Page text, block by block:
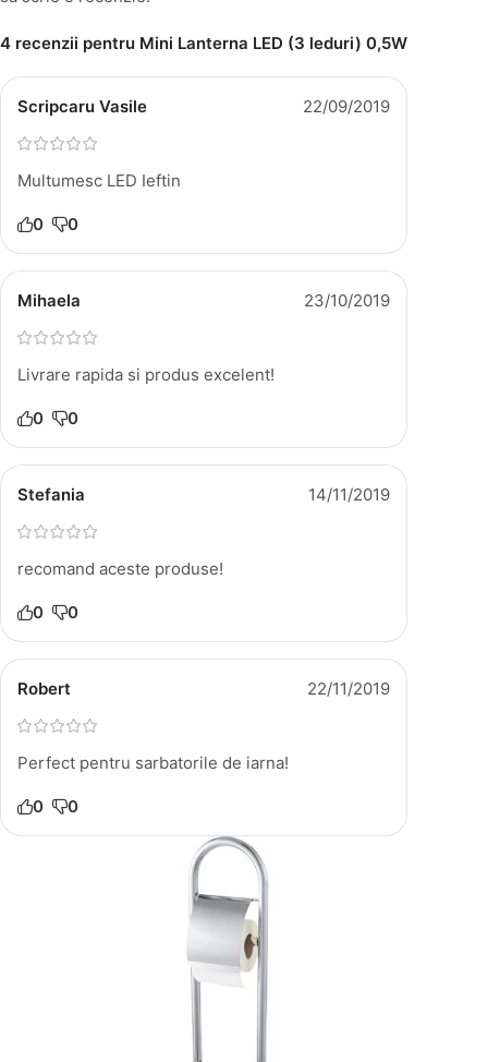
4 recenzii pentru Mini Lanterna LED (3 leduri) 0,5W
Scripcaru Vasile 22/09/2019
Multumesc LED Ieftin
0 0
Mihaela 23/10/2019
Livrare rapida si produs excelent!
0 0
Stefania 14/11/2019
recomand aceste produse!
0 0
Robert 22/11/2019
Perfect pentru sarbatorile de iarna!
0 0